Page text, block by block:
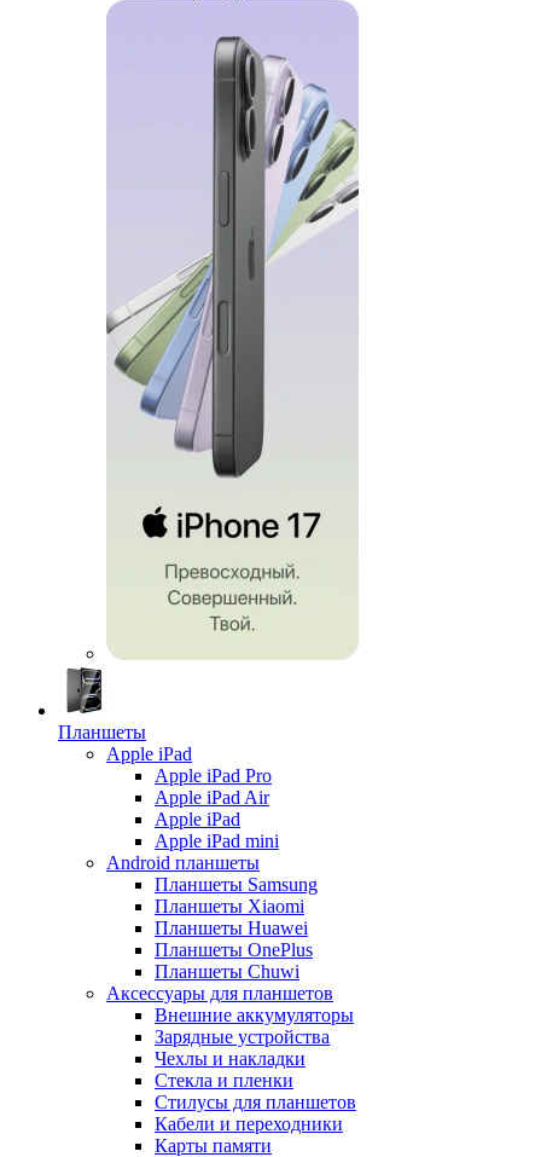
Планшеты
Apple iPad
Apple iPad Pro
Apple iPad Air
Apple iPad
Apple iPad mini
Android планшеты
Планшеты Samsung
Планшеты Xiaomi
Планшеты Huawei
Планшеты OnePlus
Планшеты Chuwi
Аксессуары для планшетов
Внешние аккумуляторы
Зарядные устройства
Чехлы и накладки
Стекла и пленки
Стилусы для планшетов
Кабели и переходники
Карты памяти